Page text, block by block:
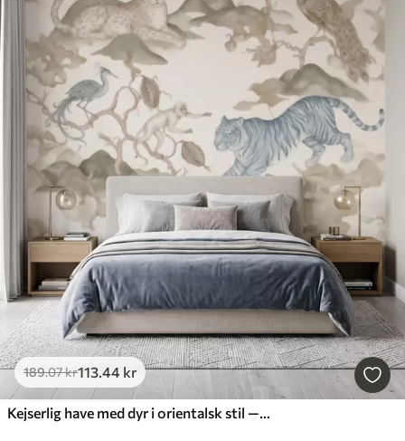
189.07kr113.44 kr
Kejserlig have med dyr i orientalsk stil — abe, leopard, tiger, påfugl og hejre